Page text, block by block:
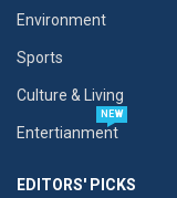
Environment
Sports
Culture & Living
Entertianment
NEW
EDITORS' PICKS